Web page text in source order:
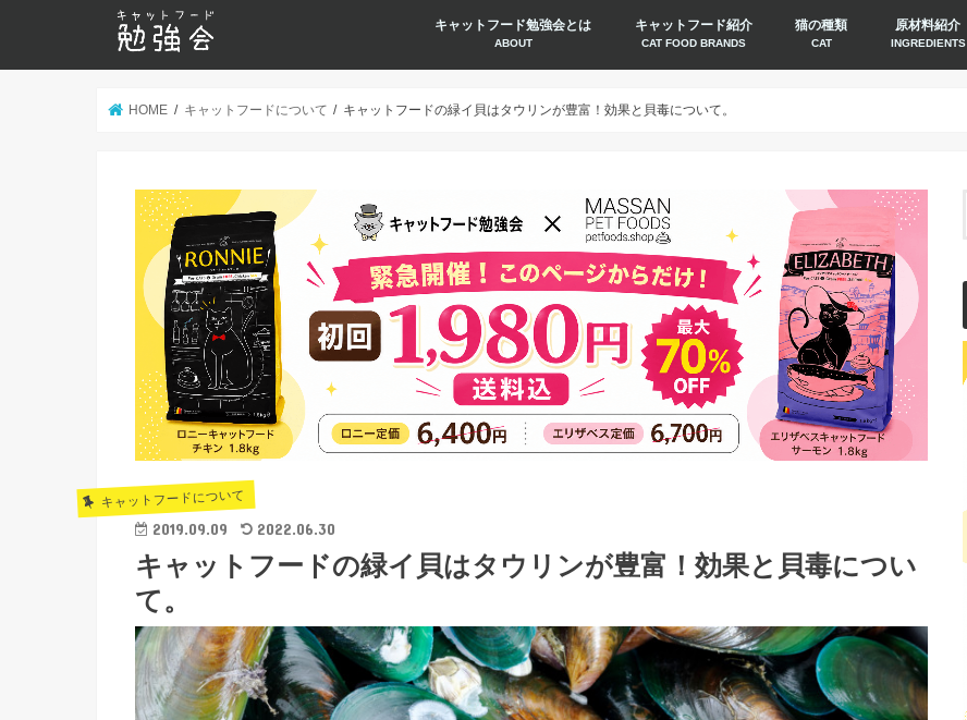
キャットフード勉強会とは
ABOUT
キャットフード紹介
CAT FOOD BRANDS
猫の種類
CAT
原材料紹介
INGREDIENTS
HOME キャットフードについて キャットフードの緑イ貝はタウリンが豊富！効果と貝毒について。
キャットフードについて
2019.09.09 2022.06.30
キャットフードの緑イ貝はタウリンが豊富！効果と貝毒につい
て。